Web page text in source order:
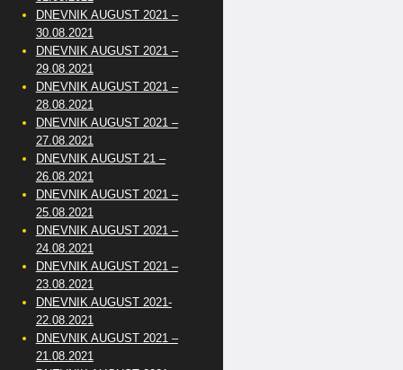
DNEVNIK AUGUST 2021 –
30.08.2021
DNEVNIK AUGUST 2021 –
29.08.2021
DNEVNIK AUGUST 2021 –
28.08.2021
DNEVNIK AUGUST 2021 –
27.08.2021
DNEVNIK AUGUST 21 –
26.08.2021
DNEVNIK AUGUST 2021 –
25.08.2021
DNEVNIK AUGUST 2021 –
24.08.2021
DNEVNIK AUGUST 2021 –
23.08.2021
DNEVNIK AUGUST 2021-
22.08.2021
DNEVNIK AUGUST 2021 –
21.08.2021